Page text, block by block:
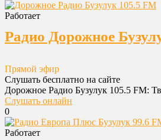
Работает
Радио Дорожное
Прямой эфир
Слушать бесплатно на сайте
Дорожное Радио Бузулук 105.5 FM:
Слушать онлайн
0
Работает